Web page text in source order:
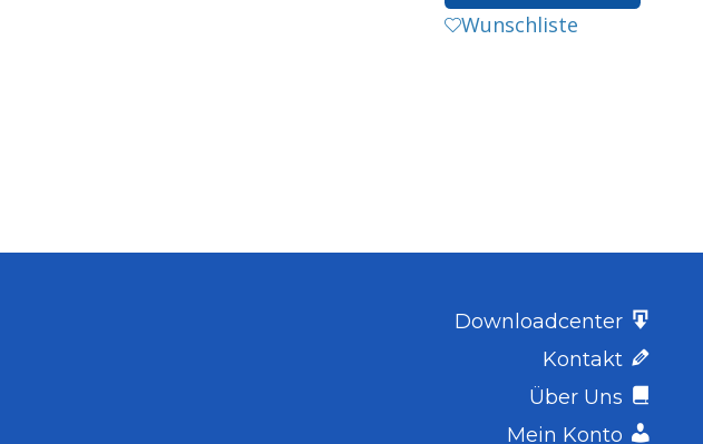
Wunschliste
Downloadcenter
Kontakt
Über Uns
Mein Konto